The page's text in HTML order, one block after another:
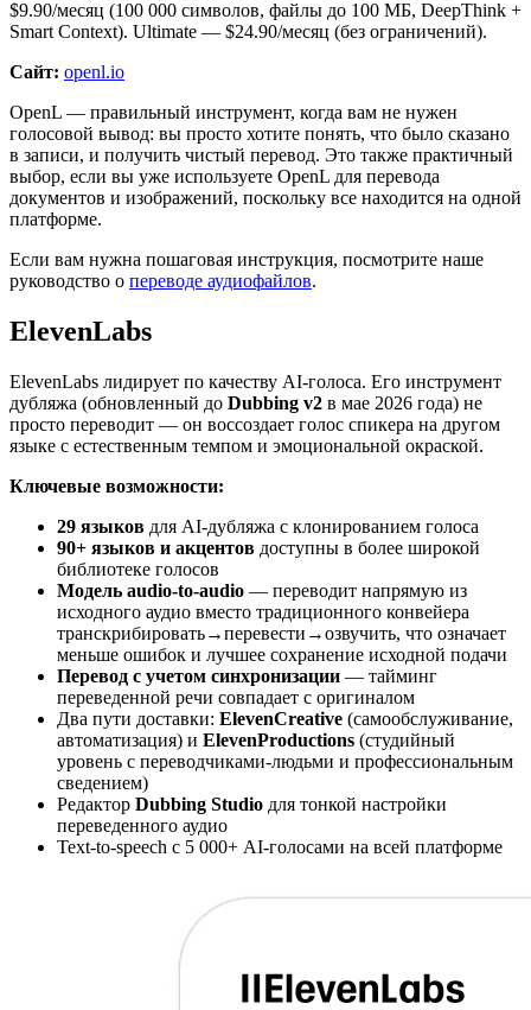
$9.90/месяц (100 000 символов, файлы до 100 МБ, DeepThink +
Smart Context). Ultimate — $24.90/месяц (без ограничений).
Сайт: openl.io
OpenL — правильный инструмент, когда вам не нужен
голосовой вывод: вы просто хотите понять, что было сказано
в записи, и получить чистый перевод. Это также практичный
выбор, если вы уже используете OpenL для перевода
документов и изображений, поскольку все находится на одной
платформе.
Если вам нужна пошаговая инструкция, посмотрите наше
руководство о переводе аудиофайлов.
ElevenLabs
ElevenLabs лидирует по качеству AI-голоса. Его инструмент
дубляжа (обновленный до Dubbing v2 в мае 2026 года) не
просто переводит — он воссоздает голос спикера на другом
языке с естественным темпом и эмоциональной окраской.
Ключевые возможности:
29 языков для AI-дубляжа с клонированием голоса
90+ языков и акцентов доступны в более широкой
библиотеке голосов
Модель audio-to-audio — переводит напрямую из
исходного аудио вместо традиционного конвейера
транскрибировать→перевести→озвучить, что означает
меньше ошибок и лучшее сохранение исходной подачи
Перевод с учетом синхронизации — тайминг
переведенной речи совпадает с оригиналом
Два пути доставки: ElevenCreative (самообслуживание,
автоматизация) и ElevenProductions (студийный
уровень с переводчиками-людьми и профессиональным
сведением)
Редактор Dubbing Studio для тонкой настройки
переведенного аудио
Text-to-speech с 5 000+ AI-голосами на всей платформе